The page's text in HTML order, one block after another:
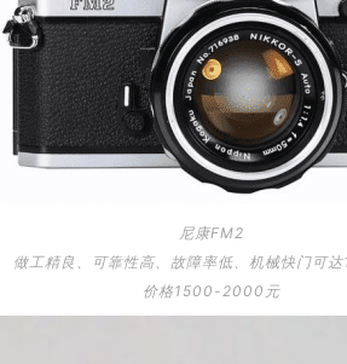
尼康FM2
做工精良、可靠性高、故障率低、机械快门可
价格1500-2000元